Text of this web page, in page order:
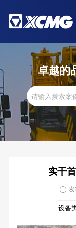
卓越的
实干

设备